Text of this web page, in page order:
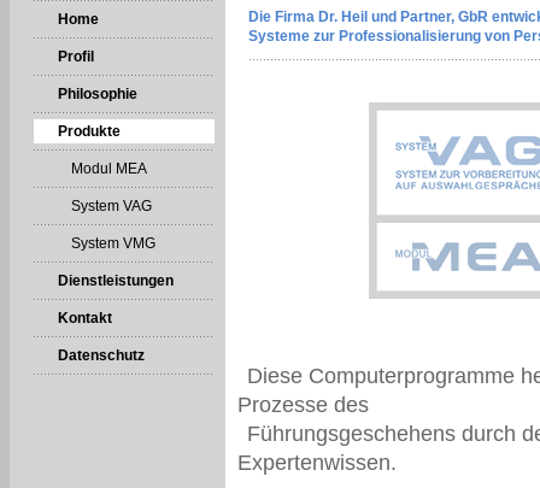
Home
Profil
Philosophie
Produkte
Modul MEA
System VAG
System VMG
Dienstleistungen
Kontakt
Datenschutz
Die Firma Dr. Heil und Partner, GbR
Systeme zur Professionalisierung von
Diese Computerprogramme
Prozesse des
Führungsgeschehens durch
Expertenwissen.